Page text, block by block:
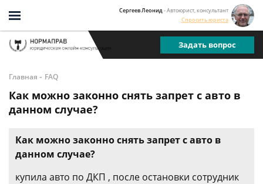
Сергеев Леонид - Автоюрист, консультант
Спросить юриста
Задать вопрос
Главная - FAQ
Как можно законно снять запрет с авто в
данном случае?
Как можно законно снять запрет с авто в
данном случае?
купила авто по ДКП , после остановки сотрудник